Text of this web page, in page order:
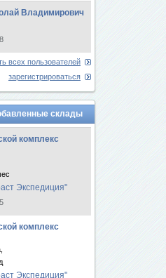
Владимирович
всех пользователей
зарегистрироваться
склады
комплекс
Экспедиция"
комплекс
Экспедиция"